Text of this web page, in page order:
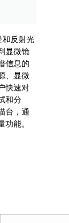
和反射光
显微镜
信息的
、显微
快速对
和分
台，通
功能。